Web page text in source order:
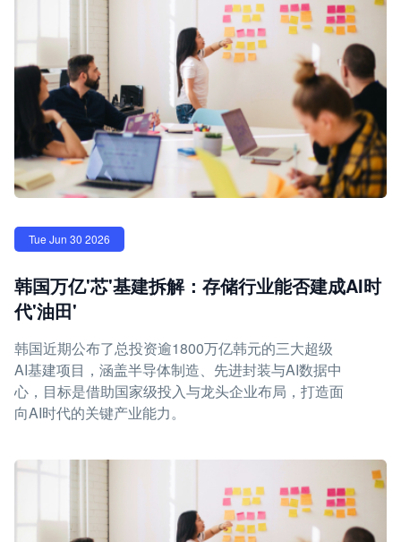
Tue Jun 30 2026
韩国万亿'芯'基建拆解：存储行业能否建成AI时
代'油田'
韩国近期公布了总投资逾1800万亿韩元的三大超级
AI基建项目，涵盖半导体制造、先进封装与AI数据中
心，目标是借助国家级投入与龙头企业布局，打造面
向AI时代的关键产业能力。